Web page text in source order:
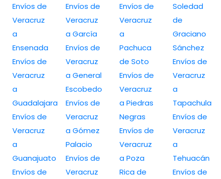
Envíos de
Veracruz
a
Ensenada
Envíos de
Veracruz
a
Guadalajara
Envíos de
Veracruz
a
Guanajuato
Envíos de
Envíos de
Veracruz
a García
Envíos de
Veracruz
a General
Escobedo
Envíos de
Veracruz
a Gómez
Palacio
Envíos de
Veracruz
Envíos de
Veracruz
a
Pachuca
de Soto
Envíos de
Veracruz
a Piedras
Negras
Envíos de
Veracruz
a Poza
Rica de
Soledad
de
Graciano
Sánchez
Envíos de
Veracruz
a
Tapachula
Envíos de
Veracruz
a
Tehuacán
Envíos de